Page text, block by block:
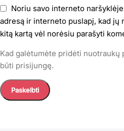
Noriu savo interneto
adresą ir interneto puslapį, kad jų
kitą kartą vėl norėsiu parašyti
Kad galėtumėte pridėti nuotraukų
būti prisijungę.